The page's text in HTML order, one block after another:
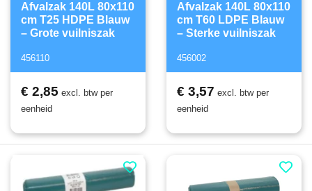
Afvalzak 140L 80x110
cm T25 HDPE Blauw
– Grote vuilniszak
456110
€ 2,85 excl. btw per
eenheid
Afvalzak 140L 80x110
cm T60 LDPE Blauw
– Sterke vuilniszak
456002
€ 3,57 excl. btw per
eenheid